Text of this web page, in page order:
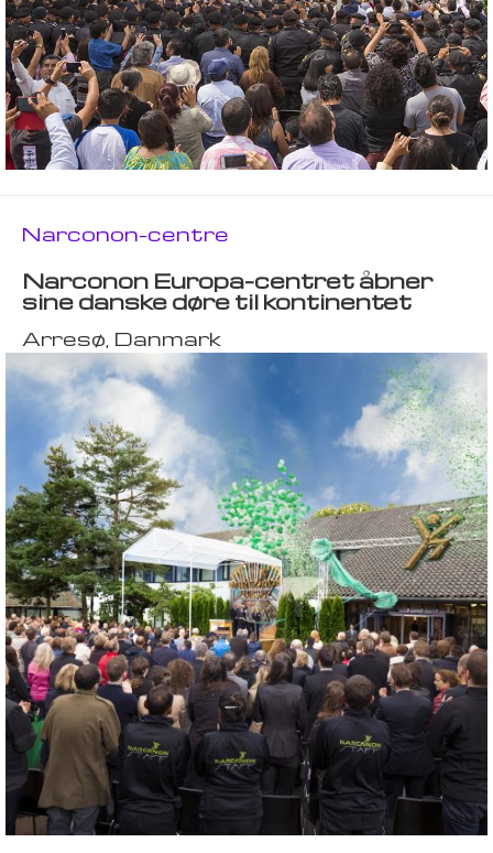
Narconon-centre
Narconon Europa-centret åbner
sine danske døre til kontinentet
Arresø, Danmark